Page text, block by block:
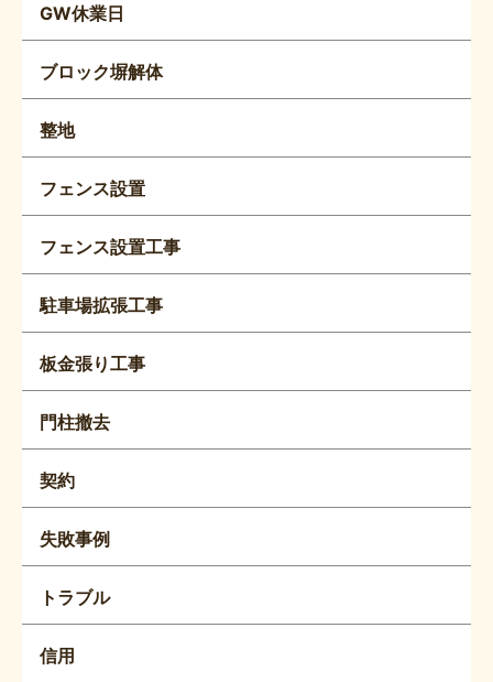
GW休業日
ブロック塀解体
整地
フェンス設置
フェンス設置工事
駐車場拡張工事
板金張り工事
門柱撤去
契約
失敗事例
トラブル
信用